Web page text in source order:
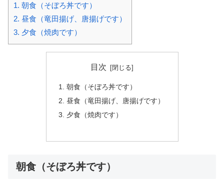
1. 朝食（そぼろ丼です）
2. 昼食（竜田揚げ、唐揚げです）
3. 夕食（焼肉です）
目次
朝食（そぼろ丼です）
昼食（竜田揚げ、唐揚げです）
夕食（焼肉です）
朝食（そぼろ丼です）